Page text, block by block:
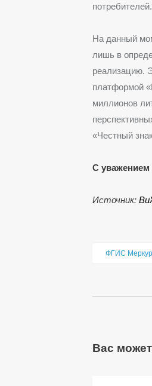
потребителей.
На данный
лишь в
реализацию.
платформой
миллионов
«Честный
С уважением
Источник:
ФГИС
Вас